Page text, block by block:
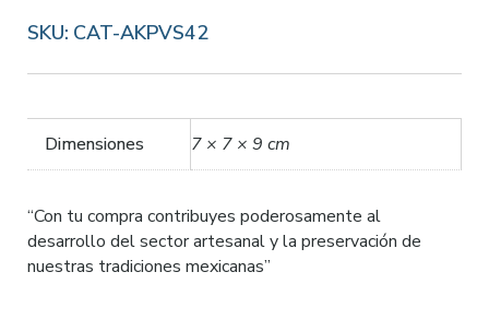
SKU: CAT-AKPVS42
Dimensiones 7 × 7 × 9 cm
“Con tu compra contribuyes poderosamente al
desarrollo del sector artesanal y la preservación de
nuestras tradiciones mexicanas”